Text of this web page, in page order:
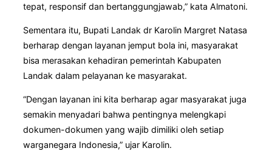
tepat, responsif dan bertanggungjawab,” kata Almatoni.
Sementara itu, Bupati Landak dr Karolin Margret Natasa
berharap dengan layanan jemput bola ini, masyarakat
bisa merasakan kehadiran pemerintah Kabupaten
Landak dalam pelayanan ke masyarakat.
“Dengan layanan ini kita berharap agar masyarakat juga
semakin menyadari bahwa pentingnya melengkapi
dokumen-dokumen yang wajib dimiliki oleh setiap
warganegara Indonesia,” ujar Karolin.